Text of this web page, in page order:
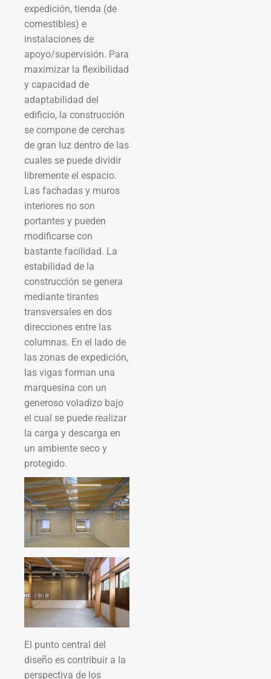
expedición, tienda (de
comestibles) e
instalaciones de
apoyo/supervisión. Para
maximizar la flexibilidad
y capacidad de
adaptabilidad del
edificio, la construcción
se compone de cerchas
de gran luz dentro de las
cuales se puede dividir
libremente el espacio.
Las fachadas y muros
interiores no son
portantes y pueden
modificarse con
bastante facilidad. La
estabilidad de la
construcción se genera
mediante tirantes
transversales en dos
direcciones entre las
columnas. En el lado de
las zonas de expedición,
las vigas forman una
marquesina con un
generoso voladizo bajo
el cual se puede realizar
la carga y descarga en
un ambiente seco y
protegido.
El punto central del
diseño es contribuir a la
perspectiva de los